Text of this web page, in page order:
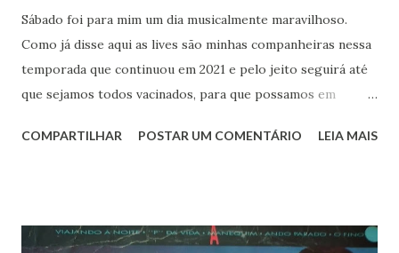
Sábado foi para mim um dia musicalmente maravilhoso.
Como já disse aqui as lives são minhas companheiras nessa
temporada que continuou em 2021 e pelo jeito seguirá até
que sejamos todos vacinados, para que possamos em
Metrô) e por Camila Costa ( por quem me encantei) assisti
das comunidades originárias, sobre amor e fraternidade.
COMPARTILHAR POSTAR UM COMENTÁRIO LEIA MAIS